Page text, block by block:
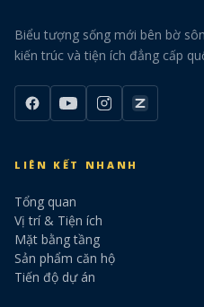
Biểu tượng sống mới bên bờ
kiến trúc và tiện ích đẳng cấp
LIÊN KẾT NHANH
Tổng quan
Vị trí & Tiện ích
Mặt bằng tầng
Sản phẩm căn hộ
Tiến độ dự án